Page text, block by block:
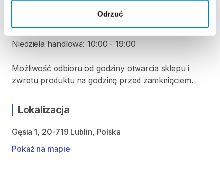
Odrzuć
Sobota: 10:00 - 20:00
Niedziela handlowa: 10:00 - 19:00
Możliwość odbioru od godziny otwarcia sklepu i
zwrotu produktu na godzinę przed zamknięciem.
Lokalizacja
Gęsia 1, 20-719 Lublin, Polska
Pokaż na mapie